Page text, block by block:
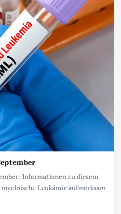
Informationen zu diesem
Leukämie aufmerksam